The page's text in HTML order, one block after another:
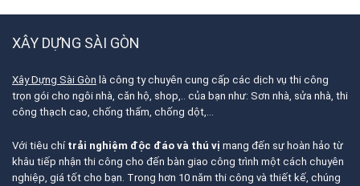
XÂY DỰNG SÀI GÒN
Xây Dựng Sài Gòn là công ty chuyên cung cấp các dịch vụ thi công
trọn gói cho ngôi nhà, căn hộ, shop,.. của bạn như: Sơn nhà, sửa nhà, thi
công thạch cao, chống thấm, chống dột,…
Với tiêu chí trải nghiệm độc đáo và thú vị mang đến sự hoàn hảo từ
khâu tiếp nhận thi công cho đến bàn giao công trình một cách chuyên
nghiệp, giá tốt cho bạn. Trong hơn 10 năm thi công và thiết kế, chúng